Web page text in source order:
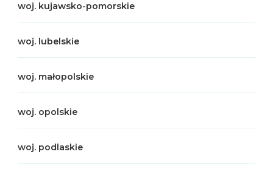
woj. kujawsko-pomorskie
woj. lubelskie
woj. małopolskie
woj. opolskie
woj. podlaskie